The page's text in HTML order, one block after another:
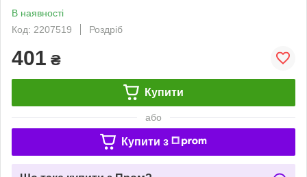
В наявності
Код: 2207519
Роздріб
401 ₴
Купити
або
Купити з